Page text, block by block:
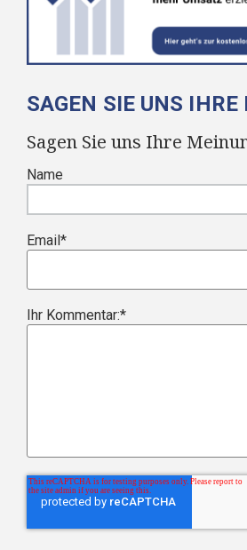
SAGEN SIE UNS IHRE
Sagen Sie uns Ihre
Name
Email*
Ihr Kommentar:*